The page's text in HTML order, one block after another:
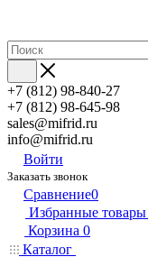
+7 (812) 98-840-27
+7 (812) 98-645-98
sales@mifrid.ru
info@mifrid.ru
Войти
Заказать звонок
Сравнение0
Избранные товары
Корзина 0
Каталог